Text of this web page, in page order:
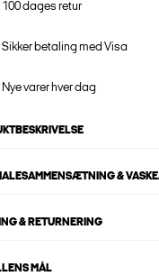
100 dages retur
Sikker betaling med Visa
Nye varer hver dag
&
& RETURNERING
MÅL